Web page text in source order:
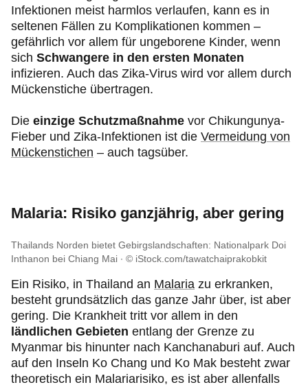
Infektionen meist harmlos verlaufen, kann es in
seltenen Fällen zu Komplikationen kommen –
gefährlich vor allem für ungeborene Kinder, wenn
sich Schwangere in den ersten Monaten
infizieren. Auch das Zika-Virus wird vor allem durch
Mückenstiche übertragen.
Die einzige Schutzmaßnahme vor Chikungunya-
Fieber und Zika-Infektionen ist die Vermeidung von
Mückenstichen – auch tagsüber.
Malaria: Risiko ganzjährig, aber gering
Thailands Norden bietet Gebirgslandschaften: Nationalpark Doi
Inthanon bei Chiang Mai
© iStock.com/tawatchaiprakobkit
Ein Risiko, in Thailand an Malaria zu erkranken,
besteht grundsätzlich das ganze Jahr über, ist aber
gering. Die Krankheit tritt vor allem in den
ländlichen Gebieten entlang der Grenze zu
Myanmar bis hinunter nach Kanchanaburi auf. Auch
auf den Inseln Ko Chang und Ko Mak besteht zwar
theoretisch ein Malariarisiko, es ist aber allenfalls